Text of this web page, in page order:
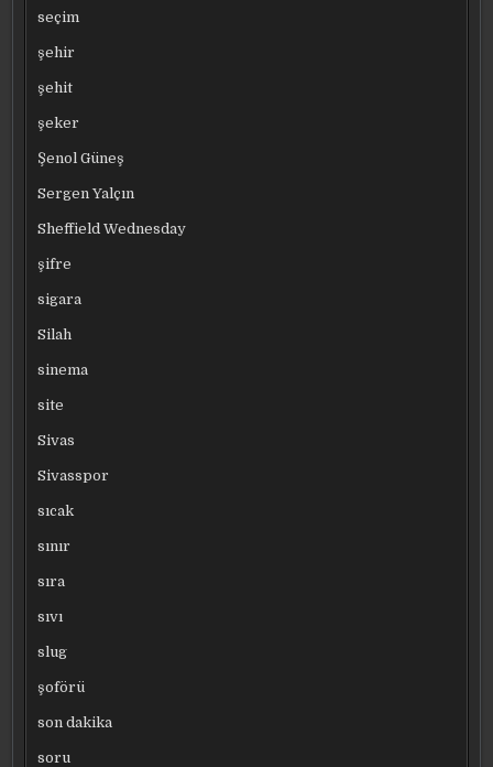
seçim
şehir
şehit
şeker
Şenol Güneş
Sergen Yalçın
Sheffield Wednesday
şifre
sigara
Silah
sinema
site
Sivas
Sivasspor
sıcak
sınır
sıra
sıvı
slug
şoförü
son dakika
soru